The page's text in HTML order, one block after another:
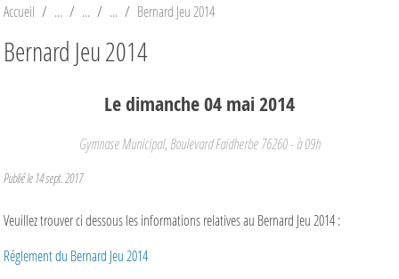
Accueil Bernard Jeu 2014
Bernard Jeu 2014
Ledimanche04mai2014
Gymnase Municipal, Boulevard Faidherbe 76260 - à 09h
Publié le 14 sept. 2017
Veuillez trouver ci dessous les informations relatives au Bernard Jeu 2014 :
Réglement du Bernard Jeu 2014